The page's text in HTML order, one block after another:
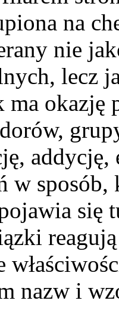
na
nie
lecz
okazję
w
się
nazw i